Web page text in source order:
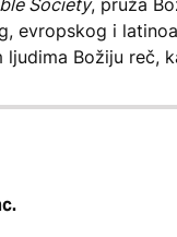
Society, pruža
evropskog i
Božiju reč,